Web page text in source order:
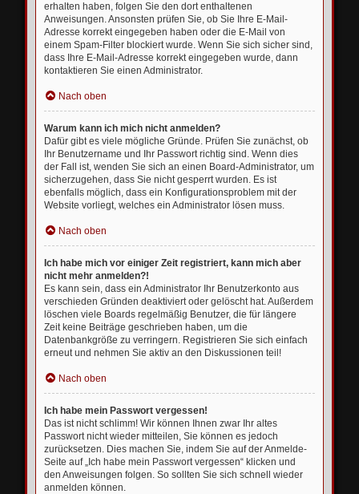
erhalten haben, folgen Sie den dort enthaltenen
Anweisungen. Ansonsten prüfen Sie, ob Sie Ihre E-Mail-
Adresse korrekt eingegeben haben oder die E-Mail von
einem Spam-Filter blockiert wurde. Wenn Sie sich sicher sind,
dass Ihre E-Mail-Adresse korrekt eingegeben wurde, dann
kontaktieren Sie einen Administrator.
Nach oben
Warum kann ich mich nicht anmelden?
Dafür gibt es viele mögliche Gründe. Prüfen Sie zunächst, ob
Ihr Benutzername und Ihr Passwort richtig sind. Wenn dies
der Fall ist, wenden Sie sich an einen Board-Administrator, um
sicherzugehen, dass Sie nicht gesperrt wurden. Es ist
ebenfalls möglich, dass ein Konfigurationsproblem mit der
Website vorliegt, welches ein Administrator lösen muss.
Nach oben
Ich habe mich vor einiger Zeit registriert, kann mich aber
nicht mehr anmelden?!
Es kann sein, dass ein Administrator Ihr Benutzerkonto aus
verschieden Gründen deaktiviert oder gelöscht hat. Außerdem
löschen viele Boards regelmäßig Benutzer, die für längere
Zeit keine Beiträge geschrieben haben, um die
Datenbankgröße zu verringern. Registrieren Sie sich einfach
erneut und nehmen Sie aktiv an den Diskussionen teil!
Nach oben
Ich habe mein Passwort vergessen!
Das ist nicht schlimm! Wir können Ihnen zwar Ihr altes
Passwort nicht wieder mitteilen, Sie können es jedoch
zurücksetzen. Dies machen Sie, indem Sie auf der Anmelde-
Seite auf „Ich habe mein Passwort vergessen“ klicken und
den Anweisungen folgen. So sollten Sie sich schnell wieder
anmelden können.